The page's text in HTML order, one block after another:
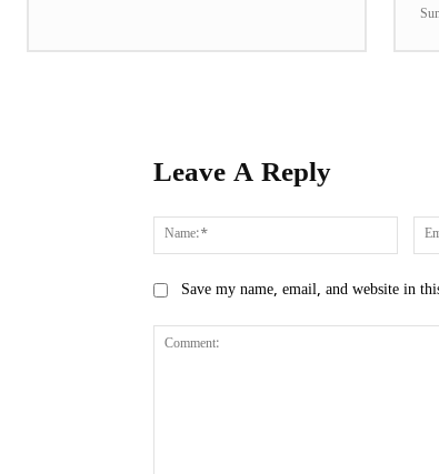
Leave A Reply
Save my name, email, and website in